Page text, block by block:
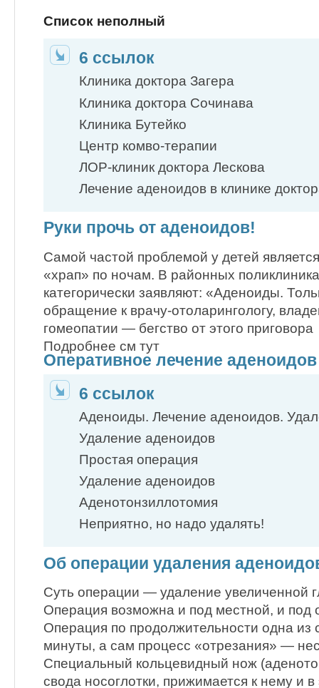
Список неполный
6 ссылок
Клиника доктора Загера
Клиника доктора Сочинава
Клиника Бутейко
Центр комво-терапии
ЛОР-клиник доктора Лескова
Лечение аденоидов в клинике
Руки прочь от аденоидов!
Самой частой проблемой у детей
«храп» по ночам. В районных
категорически заявляют: «Аденоиды.
обращение к врачу-отоларингологу,
гомеопатии — бегство от этого приговора
Подробнее см тут
Оперативное лечение аденоидов
6 ссылок
Аденоиды. Лечение аденоидов.
Удаление аденоидов
Простая операция
Удаление аденоидов
Аденотонзиллотомия
Неприятно, но надо удалять!
Об операции удаления
Суть операции — удаление увеличенной
Операция возможна и под местной, и под
Операция по продолжительности одна
минуты, а сам процесс «отрезания» —
Специальный кольцевидный нож
свода носоглотки, прижимается к нему и